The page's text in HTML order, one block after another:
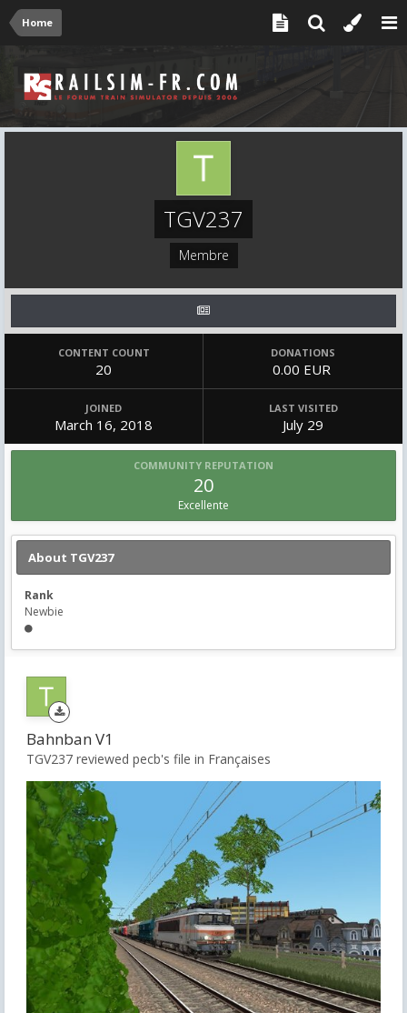
Home
TGV237
Membre
CONTENT COUNT
20
DONATIONS
0.00 EUR
JOINED
March 16, 2018
LAST VISITED
July 29
COMMUNITY REPUTATION
20
Excellente
About TGV237
Rank
Newbie
Bahnban V1
TGV237 reviewed pecb's file in Françaises